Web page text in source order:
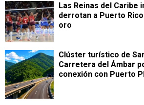
Las Reinas del Caribe
derrotan a Puerto
oro
Clúster turístico de
Carretera del Ámbar
conexión con Puerto